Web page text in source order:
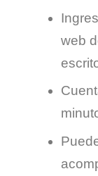
web